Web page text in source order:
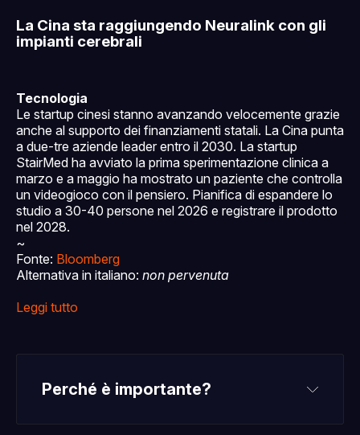
La Cina sta raggiungendo Neuralink con gli
impianti cerebrali
Tecnologia
Le startup cinesi stanno avanzando velocemente grazie
anche al supporto dei finanziamenti statali. La Cina punta
a due-tre aziende leader entro il 2030. La startup
StairMed ha avviato la prima sperimentazione clinica a
marzo e a maggio ha mostrato un paziente che controlla
un videogioco con il pensiero. Pianifica di espandere lo
studio a 30-40 persone nel 2026 e registrare il prodotto
nel 2028.
~
Fonte: Bloomberg
Alternativa in italiano: non pervenuta
Leggi tutto
Perché è importante?